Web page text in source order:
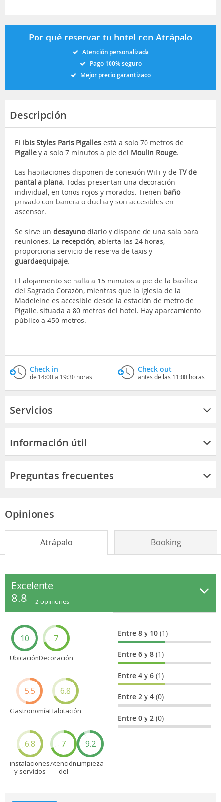
Por qué reservar tu hotel con Atrápalo
Atención personalizada
Pago 100% seguro
Mejor precio garantizado
Descripción
El ibis Styles Paris Pigalles está a solo 70 metros de
Pigalle y a solo 7 minutos a pie del Moulin Rouge.
Las habitaciones disponen de conexión WiFi y de TV de
pantalla plana. Todas presentan una decoración
individual, en tonos rojos y morados. Tienen baño
privado con bañera o ducha y son accesibles en
ascensor.
Se sirve un desayunodiario y dispone de una sala para
reuniones. La recepción, abierta las 24 horas,
proporciona servicio de reserva de taxis y
guardaequipaje.
El alojamiento se halla a 15 minutos a pie de la basílica
del Sagrado Corazón, mientras que la iglesia de la
Madeleine es accesible desde la estación de metro de
Pigalle, situada a 80 metros del hotel. Hay aparcamiento
público a 450 metros.
Check in
de 14:00 a 19:30 horas
Check out
antes de las 11:00 horas
Servicios
Información útil
Preguntas frecuentes
Opiniones
Atrápalo Booking
Excelente
8.8 2 opiniones
10
Ubicación
7
Decoración
5.5
Gastronomía
6.8
Habitación
6.8
Instalaciones
y servicios
7
Atención
del
9.2
Limpieza
Entre 8 y 10(1)
Entre 6 y 8(1)
Entre 4 y 6(1)
Entre 2 y 4(0)
Entre 0 y 2(0)